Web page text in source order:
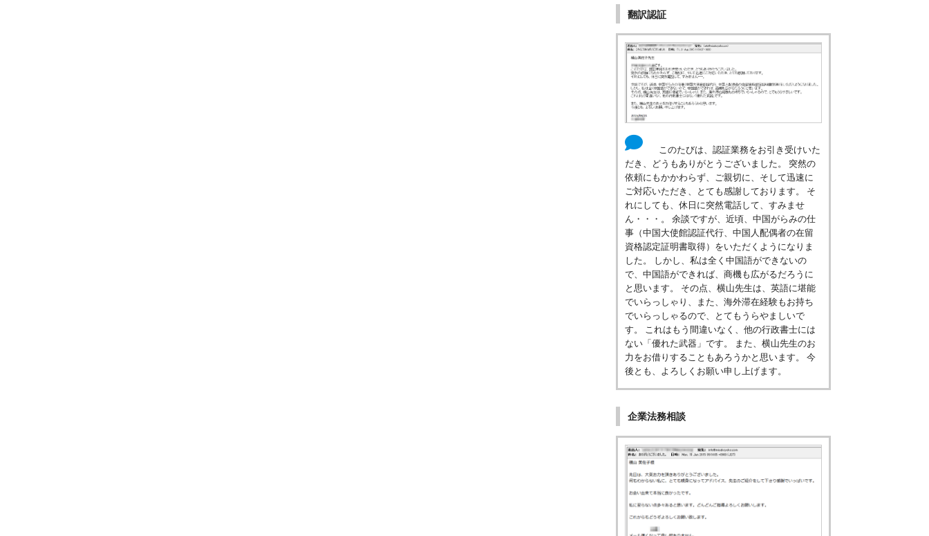
翻訳認証
このたびは、認証業務をお引き受けいた
だき、どうもありがとうございました。 突然の
依頼にもかかわらず、ご親切に、そして迅速に
ご対応いただき、とても感謝しております。 そ
れにしても、休日に突然電話して、すみませ
ん・・・。 余談ですが、近頃、中国がらみの仕
事（中国大使館認証代行、中国人配偶者の在留
資格認定証明書取得）をいただくようになりま
した。 しかし、私は全く中国語ができないの
で、中国語ができれば、商機も広がるだろうに
と思います。 その点、横山先生は、英語に堪能
でいらっしゃり、また、海外滞在経験もお持ち
でいらっしゃるので、とてもうらやましいで
す。 これはもう間違いなく、他の行政書士には
ない「優れた武器」です。 また、横山先生のお
力をお借りすることもあろうかと思います。 今
後とも、よろしくお願い申し上げます。
企業法務相談